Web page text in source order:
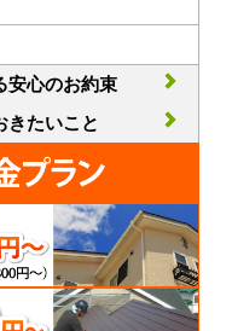
安心のお約束
きたいこと